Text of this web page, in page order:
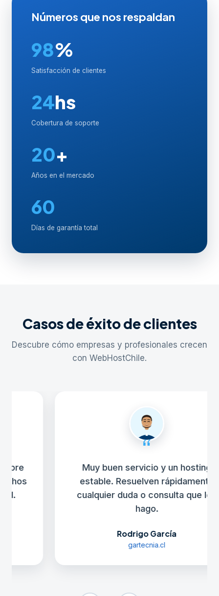
Números que nos respaldan
98%
Satisfacción de clientes
24hs
Cobertura de soporte
20+
Años en el mercado
60
Días de garantía total
Casos de éxito de clientes
Descubre cómo empresas y profesionales crecen
con WebHostChile.
Muy buen servicio y un hosting
estable. Resuelven rápidamente
cualquier duda o consulta que les
Rodrigo García